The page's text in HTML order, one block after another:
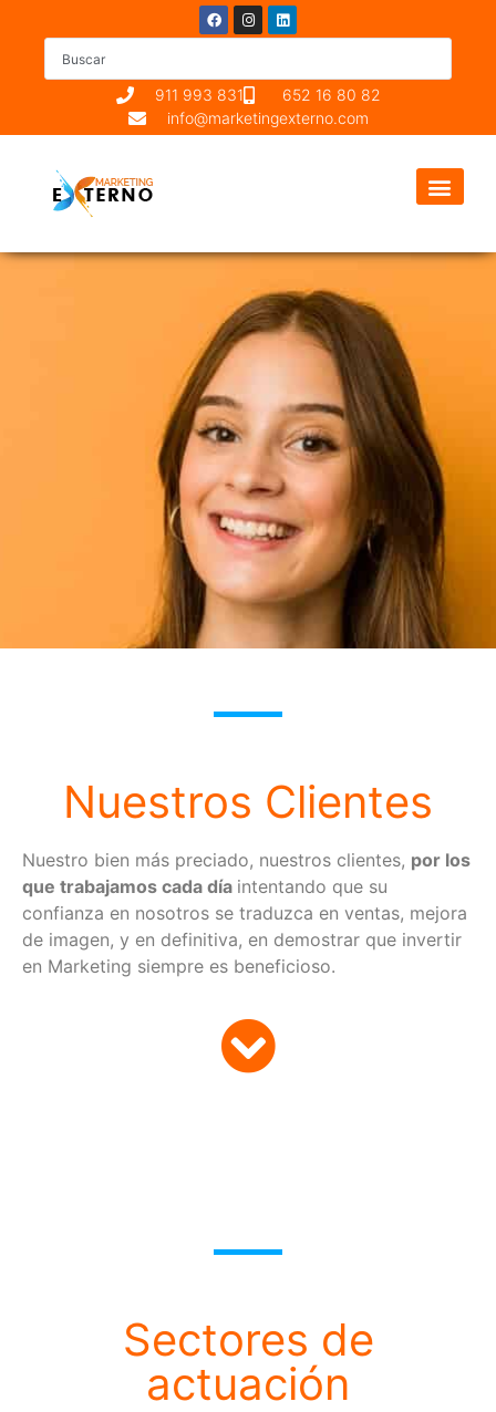
911 993 831
652 16 80 82
info@marketingexterno.com
Nuestros Clientes
Nuestro bien más preciado, nuestros clientes, por los
que trabajamos cada día intentando que su
confianza en nosotros se traduzca en ventas, mejora
de imagen, y en definitiva, en demostrar que invertir
en Marketing siempre es beneficioso.
Sectores de
actuación